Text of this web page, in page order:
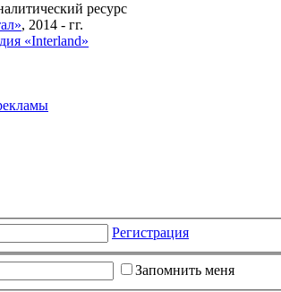
ресурс
, 2014 - гг.
«Interland»
Регистрация
Запомнить меня